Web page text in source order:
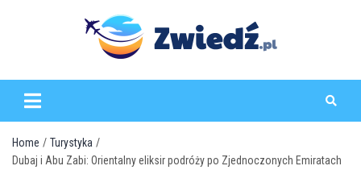
zwiedz.pl
Home
Turystyka
Dubaj i Abu Zabi: Orientalny eliksir podróży po Zjednoczonych Emiratach